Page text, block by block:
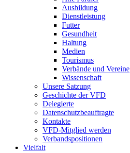
Ausbildung
Dienstleistung
Futter
Gesundheit
Haltung
Medien
Tourismus
Verbände und Vereine
Wissenschaft
Unsere Satzung
Geschichte der VFD
Delegierte
Datenschutzbeauftragte
Kontakte
VFD-Mitglied werden
Verbandspositionen
Vielfalt